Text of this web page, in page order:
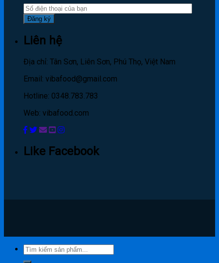
Liên hệ
Địa chỉ: Tân Sơn, Liên Sơn, Phú Thọ, Việt Nam
Email: vibafood@gmail.com
Hotline: 0348.783.783
Web: vibafood.com
Like Facebook